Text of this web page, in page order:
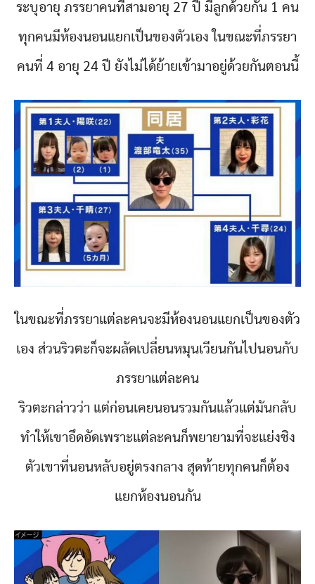
ระบุอายุ ภรรยาคนที่สามอายุ 27 ปี มีลูกด้วยกัน 1 คน
ทุกคนมีห้องนอนแยกเป็นของตัวเอง ในขณะที่ภรรยา
คนที่ 4 อายุ 24 ปี ยังไม่ได้ย้ายเข้ามาอยู่ด้วยกันตอนนี้
ในขณะที่ภรรยาแต่ละคนจะมีห้องนอนแยกเป็นของตัว
เอง ส่วนริวตะก็จะผลัดเปลี่ยนหมุนเวียนกันไปนอนกับ
ภรรยาแต่ละคน
ริวตะกล่าวว่า แต่ก่อนเคยนอนรวมกันแล้วแต่มันกลับ
ทำให้เขาอึดอัดเพราะแต่ละคนก็พยายามที่จะแย่งชิง
ตัวเขาที่นอนหลับอยู่ตรงกลาง สุดท้ายทุกคนก็ต้อง
แยกห้องนอนกัน